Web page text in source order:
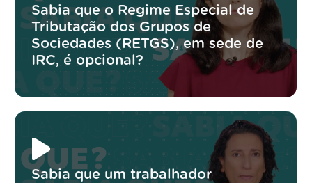
Sabia que o Regime Especial de
Tributação dos Grupos de
Sociedades (RETGS), em sede de
IRC, é opcional?
Sabia que um trabalhador